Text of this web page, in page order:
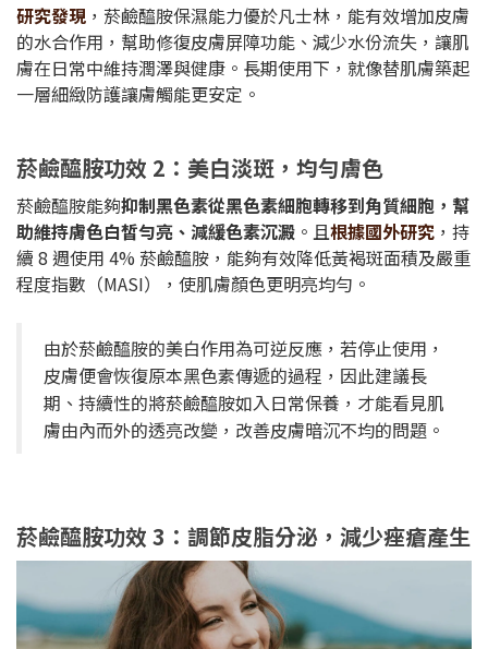
研究發現 ，菸鹼醯胺保濕能力優於凡士林，能有效增加皮膚
的水合作用，幫助修復皮膚屏障功能、減少水份流失，讓肌
膚在日常中維持潤澤與健康。長期使用下，就像替肌膚築起
一層細緻防護讓膚觸能更安定。
菸鹼醯胺功效 2：美白淡斑，均勻膚色
菸鹼醯胺能夠抑制黑色素從黑色素細胞轉移到角質細胞，幫
助維持膚色白皙勻亮、減緩色素沉澱 。且根據國外研究 ，持
續 8 週使用 4% 菸鹼醯胺，能夠有效降低黃褐斑面積及嚴重
程度指數（MASI），使肌膚顏色更明亮均勻。
由於菸鹼醯胺的美白作用為可逆反應，若停止使用，
皮膚便會恢復原本黑色素傳遞的過程，因此建議長
期、持續性的將菸鹼醯胺如入日常保養，才能看見肌
膚由內而外的透亮改變，改善皮膚暗沉不均的問題。
菸鹼醯胺功效 3：調節皮脂分泌，減少痤瘡產生